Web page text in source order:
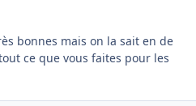
bonnes mais on la sait en de
ce que vous faites pour les